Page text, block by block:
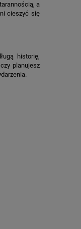
a
cieszyć się
historię,
planujesz